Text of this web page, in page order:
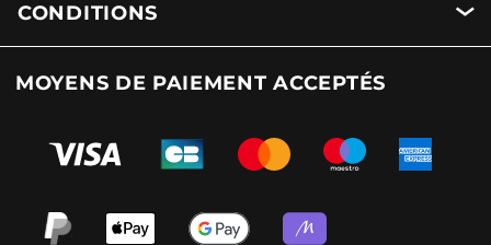
CONDITIONS
MOYENS DE PAIEMENT ACCEPTÉS